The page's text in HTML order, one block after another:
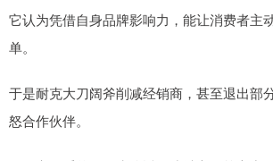
它认为凭借自身品牌影响力，能让消费者主
单。
于是耐克大刀阔斧削减经销商，甚至退出部
怒合作伙伴。